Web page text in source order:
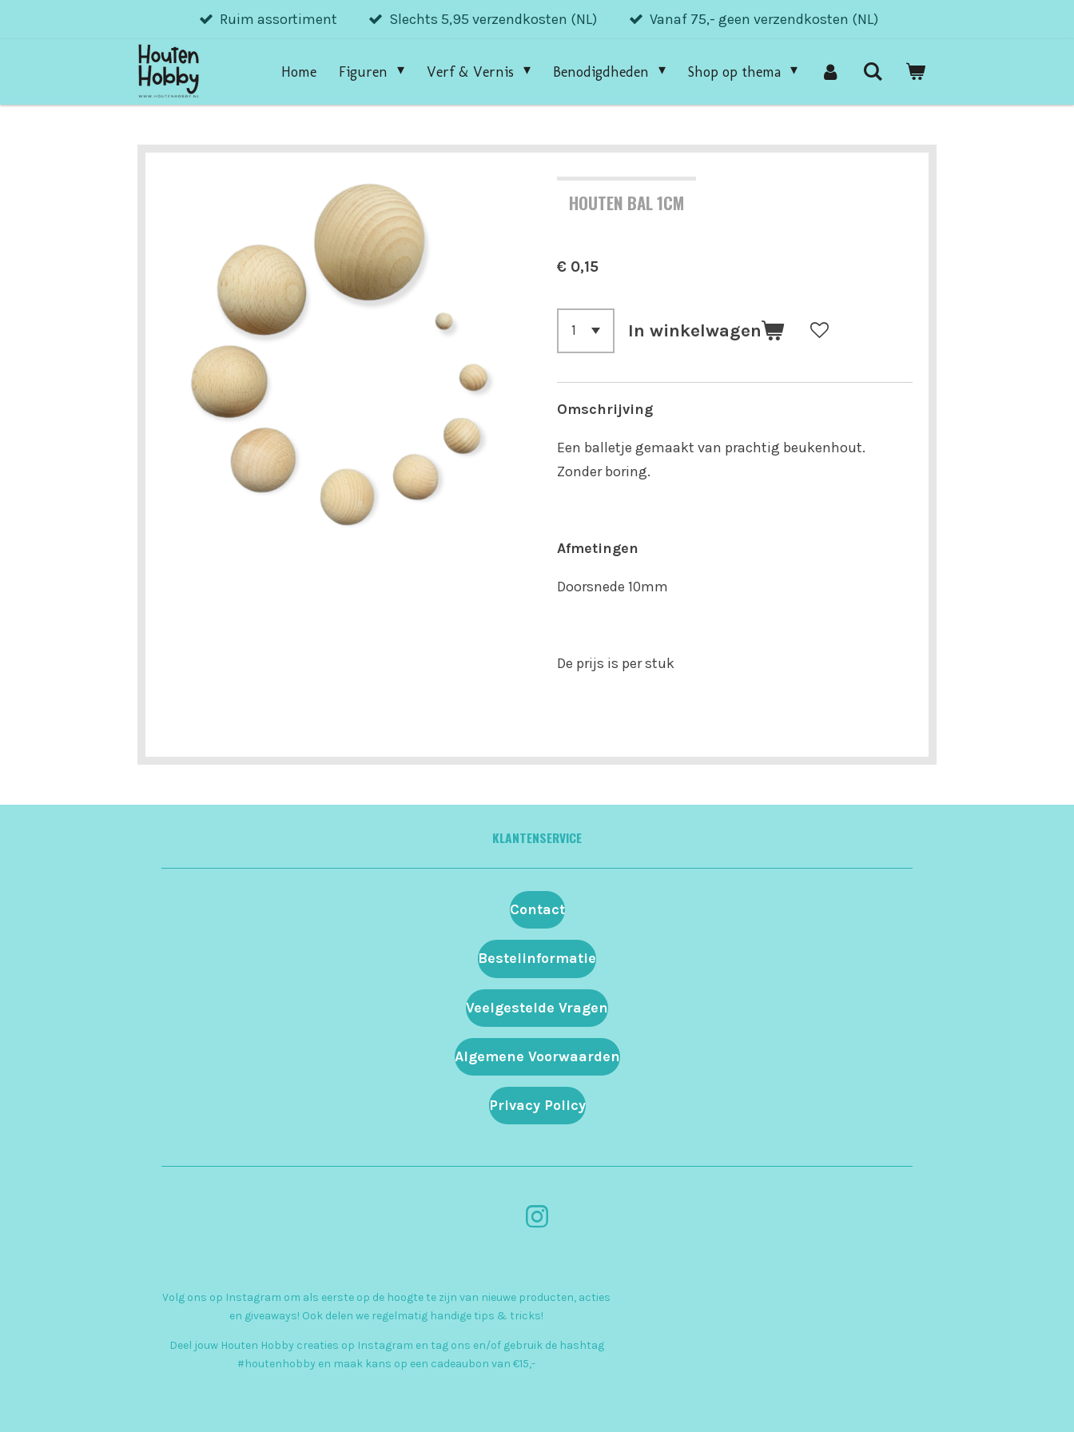
Ruim assortiment Slechts 5,95 verzendkosten (NL) Vanaf 75,- geen verzendkosten (NL)
Home Figuren Verf & Vernis Benodigdheden Shop op thema
HOUTEN BAL 1CM
€ 0,15
In winkelwagen
Omschrijving
Een balletje gemaakt van prachtig beukenhout.
Zonder boring.
Afmetingen
Doorsnede 10mm
De prijs is per stuk
KLANTENSERVICE
Contact
Bestelinformatie
Veelgestelde Vragen
Algemene Voorwaarden
Privacy Policy
I
t
g
Volg ons op Instagram om als eerste op de hoogte te zijn van nieuwe producten, acties
en giveaways! Ook delen we regelmatig handige tips & tricks!
Deel jouw Houten Hobby creaties op Instagram en tag ons en/of gebruik de hashtag
#houtenhobby en maak kans op een cadeaubon van €15,-